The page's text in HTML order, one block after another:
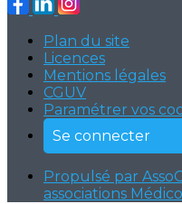
Plan du site
Licences
Mentions légales
CGUV
Paramétrer vos
Se connecter
Propulsé par
associations